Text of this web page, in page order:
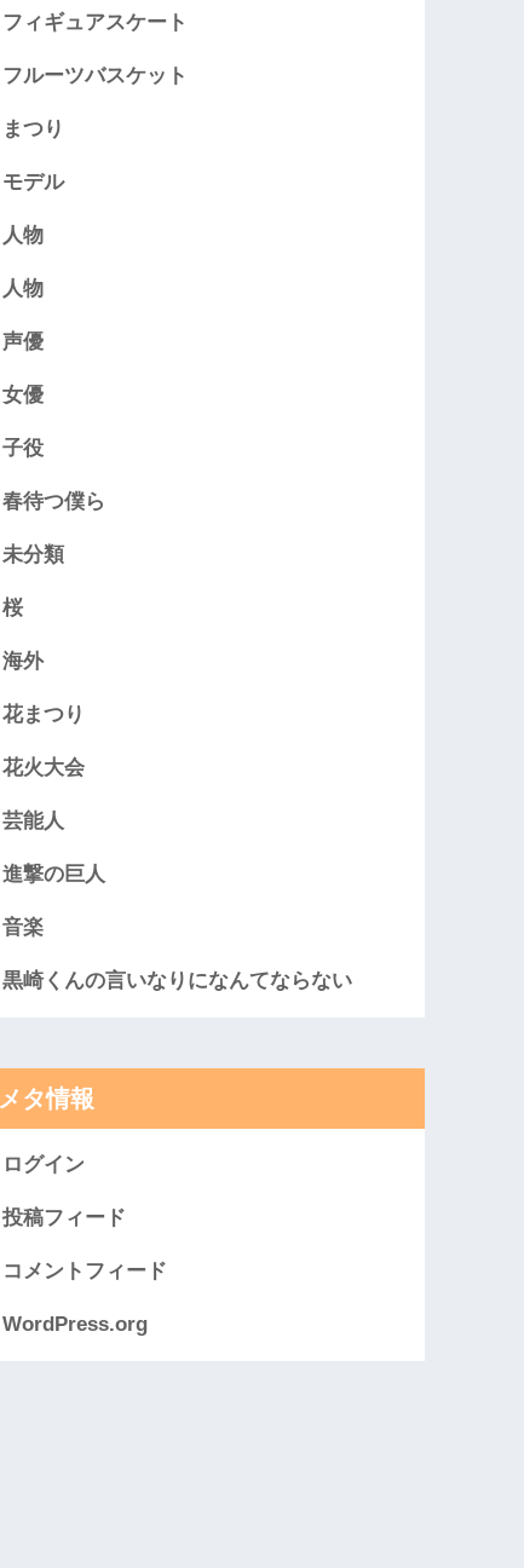
フィギュアスケート
フルーツバスケット
まつり
モデル
人物
人物
声優
女優
子役
春待つ僕ら
未分類
桜
海外
花まつり
花火大会
芸能人
進撃の巨人
音楽
黒崎くんの言いなりになんてならない
メタ情報
ログイン
投稿フィード
コメントフィード
WordPress.org